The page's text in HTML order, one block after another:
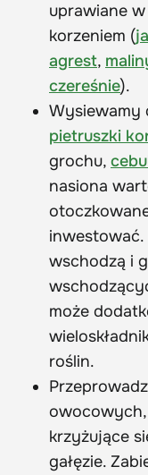
uprawiane
korzeniem (
agrest,
czereśnie).
Wysiewamy
pietruszki
grochu,
nasiona
inwestować.
wschodzą i
może
roślin.
krzyżujące
gałęzie.